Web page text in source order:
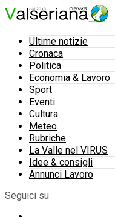
Ultime notizie
Cronaca
Politica
Economia & Lavoro
Sport
Eventi
Cultura
Meteo
Rubriche
La Valle nel VIRUS
Idee & consigli
Annunci Lavoro
Seguici su